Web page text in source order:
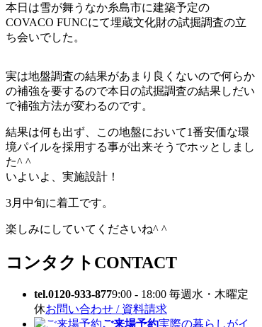
本日は雪が舞うなか糸島市に建築予定の
COVACO FUNCにて埋蔵文化財の試掘調査の立
ち会いでした。
実は地盤調査の結果があまり良くないので何らか
の補強を要するので本日の試掘調査の結果しだい
で補強方法が変わるのです。
結果は何も出ず、この地盤において1番安価な環
境パイルを採用する事が出来そうでホッとしまし
た^ ^
いよいよ、実施設計！
3月中旬に着工です。
楽しみにしていてくださいね^ ^
コンタクト CONTACT
tel.0120-933-8779:00 - 18:00 毎週水・木曜定
休お問い合わせ / 資料請求
ご来場予約実際の暮らしがイ